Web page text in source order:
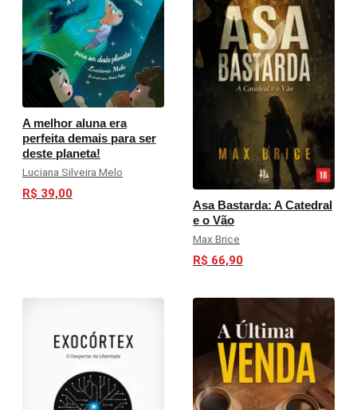
A melhor aluna era
perfeita demais para ser
deste planeta!
Luciana Silveira Melo
R$ 39,00
Asa Bastarda: A Catedral
e o Vão
Max Brice
R$ 66,90